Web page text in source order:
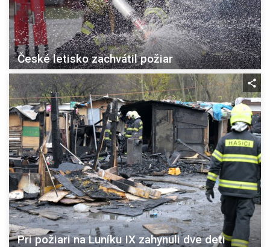
České letisko zachvátil požiar
Pri požiari na Luníku IX zahynuli dve deti